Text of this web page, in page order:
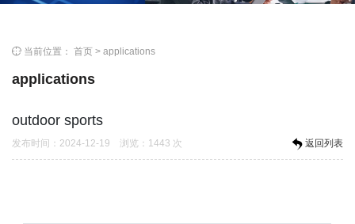
 当前位置： 首页 > applications
applications
outdoor sports
发布时间：2024-12-19 浏览： 1443 次 返回列表